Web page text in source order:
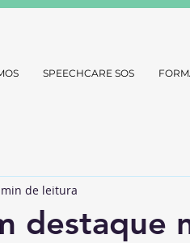
SPEECHCARE SOS
destaque
de leitura